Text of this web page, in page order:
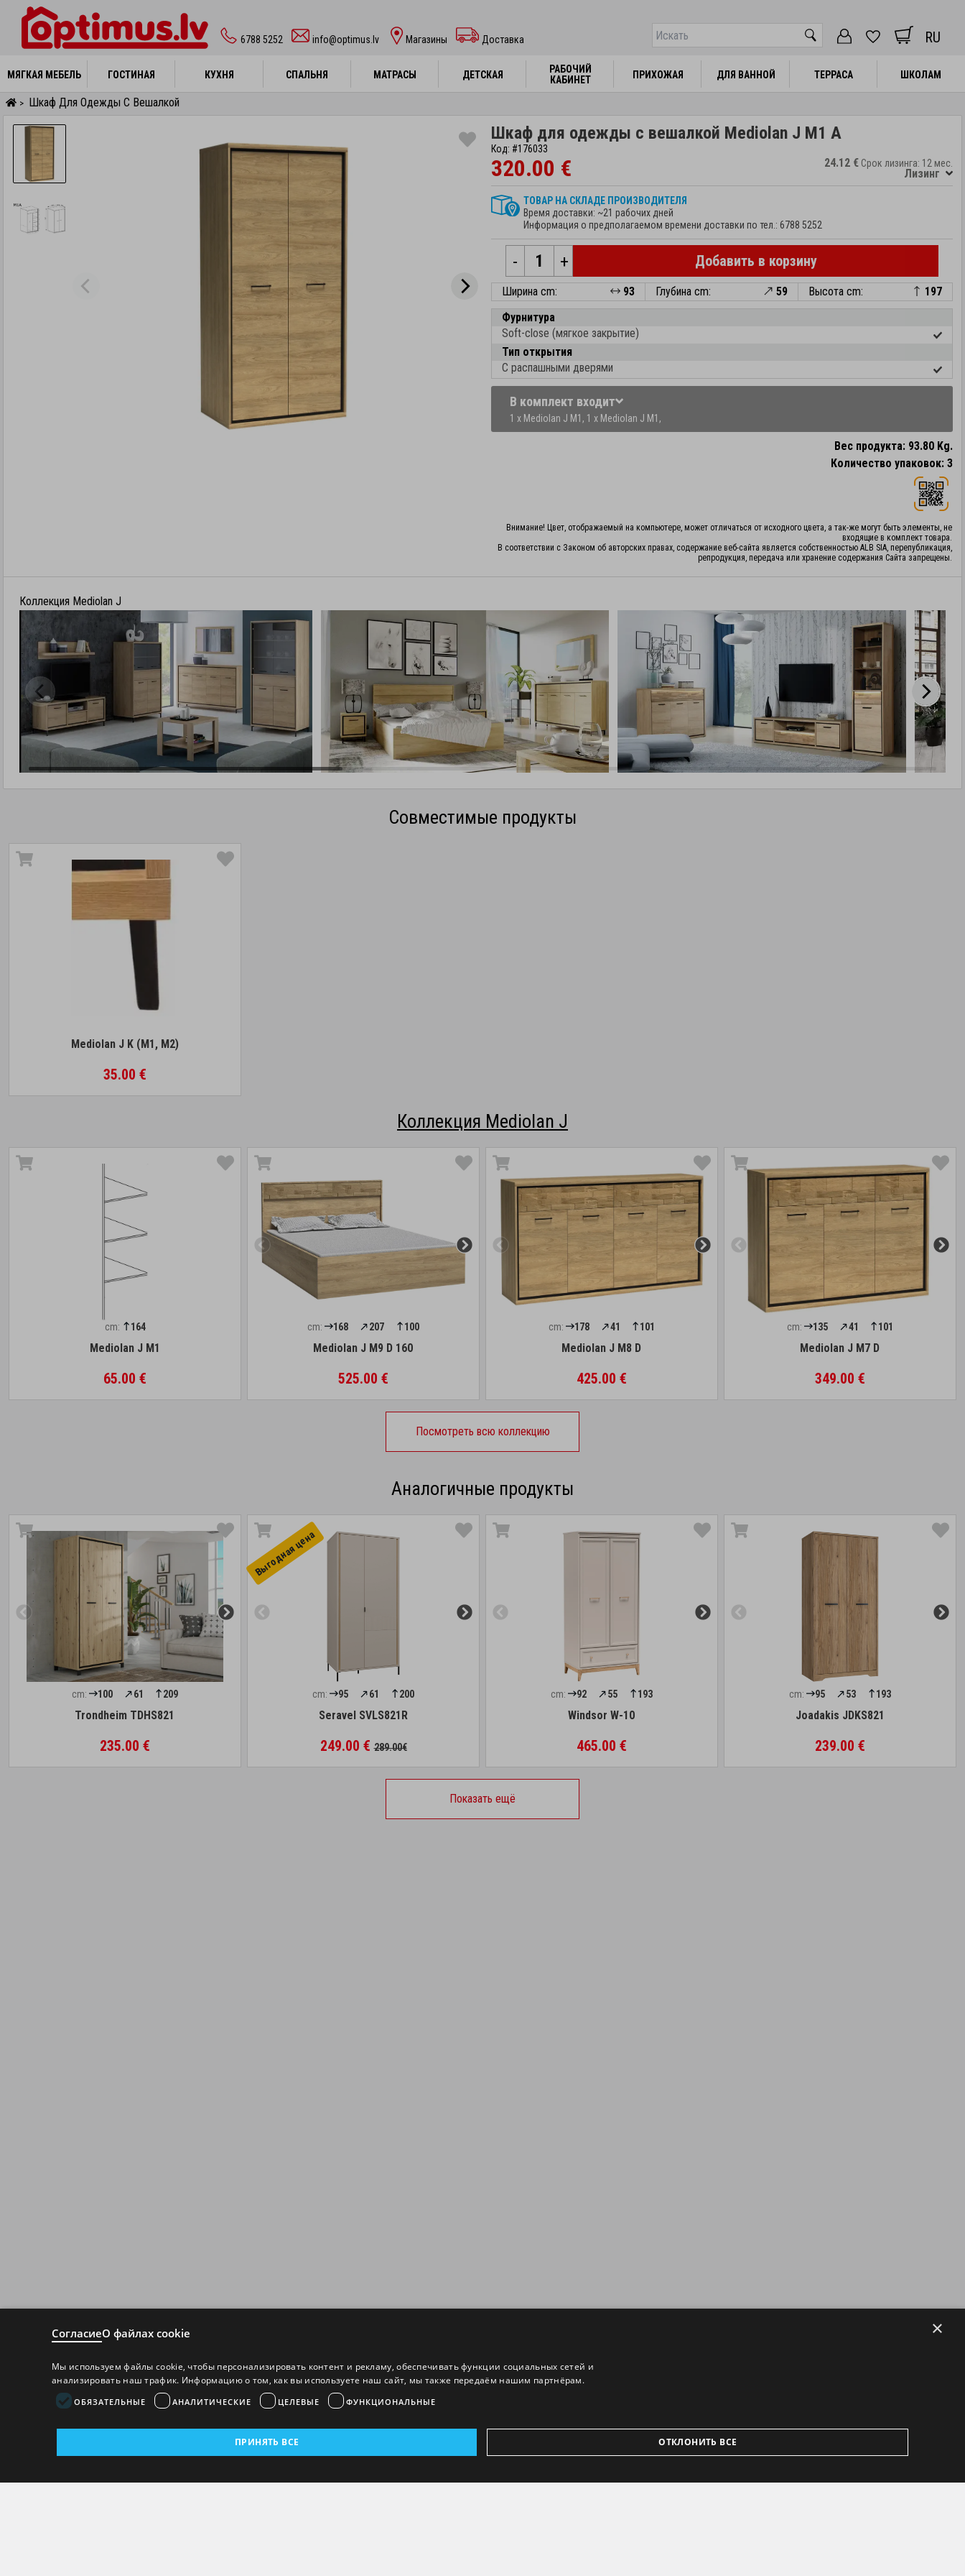
6788 5252 info@optimus.lv Mагазины Доставка RU
МЯГКАЯ МЕБЕЛЬ ГОСТИНАЯ КУХНЯ СПАЛЬНЯ МАТРАСЫ ДЕТСКАЯ
РАБОЧИЙ
КАБИНЕТ
ПРИХОЖАЯ ДЛЯ ВАННОЙ ТЕРРАСА ШКОЛАМ
МЯГКАЯ МЕБЕЛЬ ГОСТИНАЯ КУХНЯ СПАЛЬНЯ МАТРАСЫ ДЕТСКАЯ
РАБОЧИЙ
КАБИНЕТ
ПРИХОЖАЯ ДЛЯ ВАННОЙ ТЕРРАСА ШКОЛАМ
> Шкаф Для Одежды С Вешалкой
Шкаф для одежды с вешалкой Mediolan J M1 A
Код: #176033
320.00 € 24.12 € Срок лизинга: 12 мес.
Лизинг
ТОВАР НА СКЛАДЕ ПРОИЗВОДИТЕЛЯ
Время доставки: ~21 рабочих дней
Информация о предполагаемом времени доставки по тел.: 6788 5252
- + Добавить в корзину
Ширина cm: 93 Глубина cm: 59 Высота cm:
197
Фурнитура
Soft-close (мягкое закрытие)
Тип открытия
С распашными дверями
В комплект входит
1 x Mediolan J M1, 1 x Mediolan J M1,
Вес продукта: 93.80 Kg.
Количество упаковок: 3
Внимание! Цвет, отображаемый на компьютере, может отличаться от исходного цвета, а так-же могут быть элементы, не
входящие в комплект товара.
В соответствии с Законом об авторских правах, содержание веб-сайта является собственностью ALB SIA, перепубликация,
репродукция, передача или хранение содержания Сайта запрещены.
Коллекция Mediolan J
Совместимые продукты
Mediolan J K (M1, M2)
35.00 €
Коллекция Mediolan J
cm: 164
Mediolan J M1
65.00 €
cm: 168 207 100
Mediolan J M9 D 160
525.00 €
cm: 178 41 101
Mediolan J M8 D
425.00 €
cm: 135 41 101
Mediolan J M7 D
349.00 €
Посмотреть всю коллекцию
Аналогичные продукты
cm: 100 61 209
Trondheim TDHS821
235.00 €
Выгоднaя цена
cm: 95 61 200
Seravel SVLS821R
249.00 €289.00€
cm: 92 55 193
Windsor W-10
465.00 €
cm: 95 53 193
Joadakis JDKS821
239.00 €
Показать ещё
×
СогласиеО файлах cookie
Мы используем файлы cookie, чтобы персонализировать контент и рекламу, обеспечивать функции социальных сетей и
анализировать наш трафик. Информацию о том, как вы используете наш сайт, мы также передаём нашим партнёрам.
ОБЯЗАТЕЛЬНЫЕ АНАЛИТИЧЕСКИЕ ЦЕЛЕВЫЕ ФУНКЦИОНАЛЬНЫЕ
ПРИНЯТЬ ВСЕ ОТКЛОНИТЬ ВСЕ